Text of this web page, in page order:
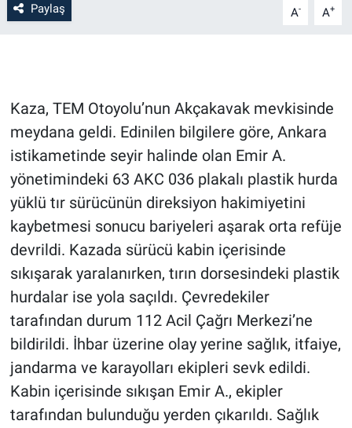
Paylaş A- A+
Kaza, TEM Otoyolu’nun Akçakavak mevkisinde
meydana geldi. Edinilen bilgilere göre, Ankara
istikametinde seyir halinde olan Emir A.
yönetimindeki 63 AKC 036 plakalı plastik hurda
yüklü tır sürücünün direksiyon hakimiyetini
kaybetmesi sonucu bariyeleri aşarak orta refüje
devrildi. Kazada sürücü kabin içerisinde
sıkışarak yaralanırken, tırın dorsesindeki plastik
hurdalar ise yola saçıldı. Çevredekiler
tarafından durum 112 Acil Çağrı Merkezi’ne
bildirildi. İhbar üzerine olay yerine sağlık, itfaiye,
jandarma ve karayolları ekipleri sevk edildi.
Kabin içerisinde sıkışan Emir A., ekipler
tarafından bulunduğu yerden çıkarıldı. Sağlık